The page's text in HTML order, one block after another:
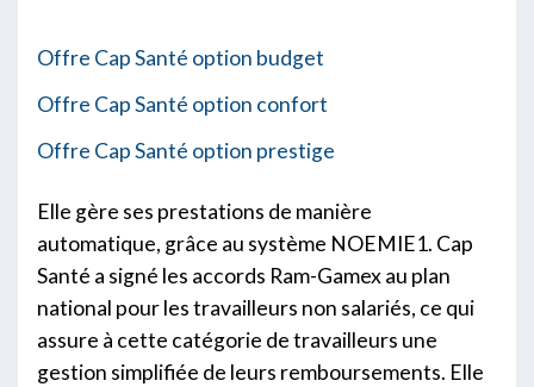
Offre Cap Santé option budget
Offre Cap Santé option confort
Offre Cap Santé option prestige
Elle gère ses prestations de manière
automatique, grâce au système NOEMIE1. Cap
Santé a signé les accords Ram-Gamex au plan
national pour les travailleurs non salariés, ce qui
assure à cette catégorie de travailleurs une
gestion simplifiée de leurs remboursements. Elle